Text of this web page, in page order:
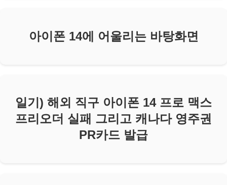
아이폰 14에 어울리는 바탕화면
일기) 해외 직구 아이폰 14 프로 맥스
프리오더 실패 그리고 캐나다 영주권
PR카드 발급